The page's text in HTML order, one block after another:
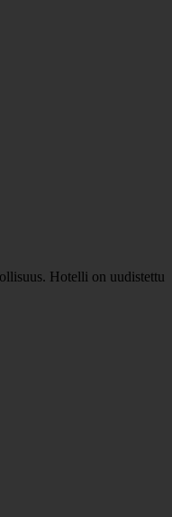
Hotelli on uudistettu